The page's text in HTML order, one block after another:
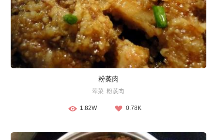
粉蒸肉
荤菜 粉蒸肉
1.82W 0.78K